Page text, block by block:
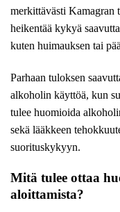
merkittävästi
heikentää kykyä
kuten huimauksen tai
Parhaan tuloksen
alkoholin käyttöä, kun
tulee huomioida
sekä lääkkeen
suorituskykyyn.
Mitä tulee ottaa
aloittamista?